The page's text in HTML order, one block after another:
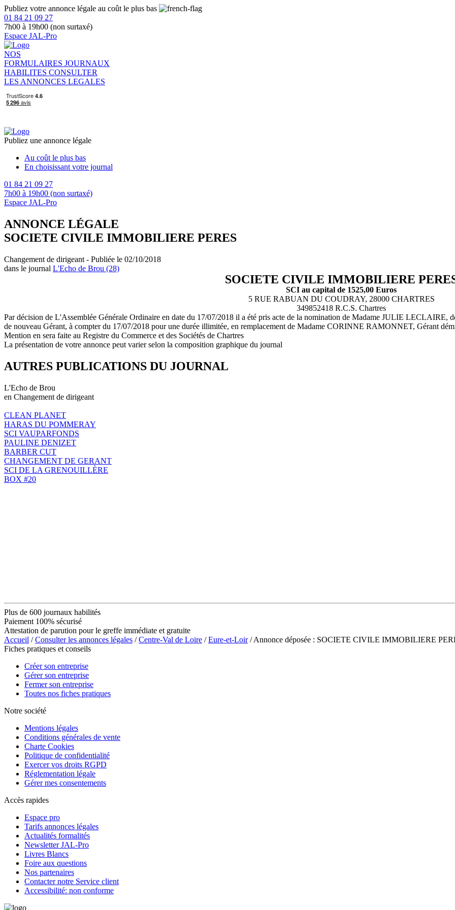
Publiez votre annonce légale au coût le plus bas
01 84 21 09 27
7h00 à 19h00 (non surtaxé)
Espace JAL-Pro
NOS
FORMULAIRES JOURNAUX
HABILITES CONSULTER
LES ANNONCES LEGALES
Publiez une annonce légale
Au coût le plus bas
En choisissant votre journal
01 84 21 09 27
7h00 à 19h00 (non surtaxé)
Espace JAL-Pro
ANNONCE LÉGALE
SOCIETE CIVILE IMMOBILIERE PERES
Changement de dirigeant - Publiée le 02/10/2018
dans le journal L'Echo de Brou (28)
SOCIETE CIVILE IMMOBILIERE
SCI au capital de 1525,00 Euros
5 RUE RABUAN DU COUDRAY, 28000 CHARTRES
349852418 R.C.S. Chartres
Par décision de L'Assemblée Générale Ordinaire en date du 17/07/2018 il a été pris acte de la nomination de Madame JULIE
de nouveau Gérant, à compter du 17/07/2018 pour une durée illimitée, en remplacement de Madame CORINNE RAMONNET, Gérant
Mention en sera faite au Registre du Commerce et des Sociétés de Chartres
La présentation de votre annonce peut varier selon la composition graphique du journal
AUTRES PUBLICATIONS DU JOURNAL
L'Echo de Brou
en Changement de dirigeant
CLEAN PLANET
HARAS DU POMMERAY
SCI VAUPARFONDS
PAULINE DENIZET
BARBER CUT
CHANGEMENT DE GERANT
SCI DE LA GRENOUILLÈRE
BOX #20
Plus de 600 journaux habilités
Paiement 100% sécurisé
Attestation de parution pour le greffe immédiate et gratuite
Accueil /Consulter les annonces légales /Centre-Val de Loire /Eure-et-Loir/ Annonce déposée : SOCIETE CIVILE IMMOBILIERE
Fiches pratiques et conseils
Créer son entreprise
Gérer son entreprise
Fermer son entreprise
Toutes nos fiches pratiques
Notre société
Mentions légales
Conditions générales de vente
Charte Cookies
Politique de confidentialité
Exercer vos droits RGPD
Réglementation légale
Gérer mes consentements
Accès rapides
Espace pro
Tarifs annonces légales
Actualités formalités
Newsletter JAL-Pro
Livres Blancs
Foire aux questions
Nos partenaires
Contacter notre Service client
Accessibilité: non conforme